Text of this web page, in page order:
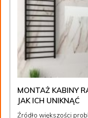
MONTAŻ KABINY
JAK ICH UNIKNĄĆ
Źródło większości